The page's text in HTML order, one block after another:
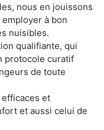
nous en jouissons
à bon
nuisibles.
qualifiante, qui
protocole curatif
de toute
et
et aussi celui de